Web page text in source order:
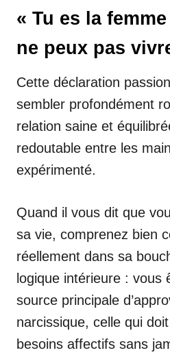
« Tu es la
ne peux pas
Cette déclaration
sembler profondément
relation saine et
redoutable entre les
expérimenté.
Quand il vous dit que
sa vie, comprenez bien
réellement dans sa
logique intérieure : vous
source principale
narcissique, celle qui
besoins affectifs sans